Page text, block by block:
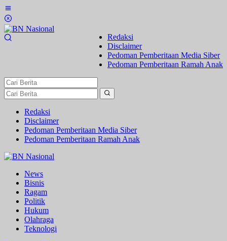
Lewati
ke
konten
Redaksi
Disclaimer
Pedoman Pemberitaan Media Siber
Pedoman Pemberitaan Ramah Anak
Redaksi
Disclaimer
Pedoman Pemberitaan Media Siber
Pedoman Pemberitaan Ramah Anak
News
Bisnis
Ragam
Politik
Hukum
Olahraga
Teknologi